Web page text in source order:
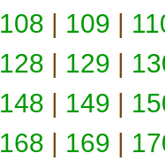
108 | 109 |
128 | 129 |
148 | 149 |
168 | 169 |